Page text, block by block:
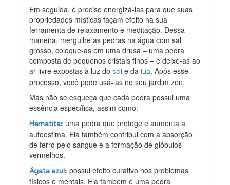
Em seguida, é preciso energizá-las para que suas
propriedades místicas façam efeito na sua
ferramenta de relaxamento e meditação. Dessa
maneira, mergulhe as pedras na água com sal
grosso, coloque-as em uma drusa – uma pedra
composta de pequenos cristais finos – e deixe-as ao
ar livre expostas à luz dosol e dalua. Após esse
processo, você pode usá-las no seu jardim zen.
Mas não se esqueça que cada pedra possui uma
essência específica, assim como:
Hematita: uma pedra que protege e aumenta a
autoestima. Ela também contribui com a absorção
de ferro pelo sangue e a formação de glóbulos
vermelhos.
Ágata azul: possui efeito curativo nos problemas
físicos e mentais. Ela também é uma pedra